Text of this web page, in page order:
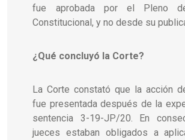
fue aprobada por el Pleno
Constitucional, y no desde su
¿Qué concluyó la Corte?
La Corte constató que la acción
fue presentada después de la
sentencia 3-19-JP/20. En
jueces estaban obligados a